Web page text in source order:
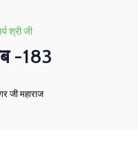
श्री जी
-183
जी महाराज